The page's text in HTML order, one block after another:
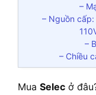
–
– Nguồn
–
– Chiều
Mua Selec ở